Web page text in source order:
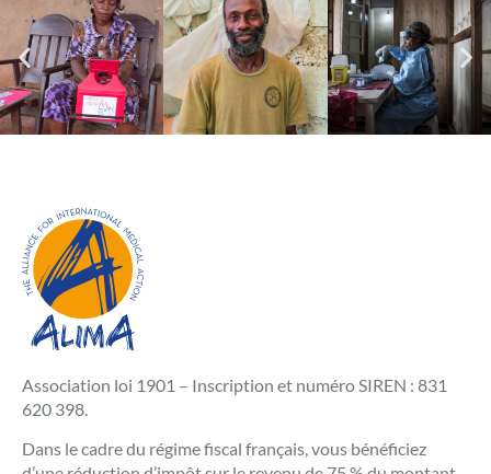
Association loi 1901 – Inscription et numéro SIREN : 831
620 398.
Dans le cadre du régime fiscal français, vous bénéficiez